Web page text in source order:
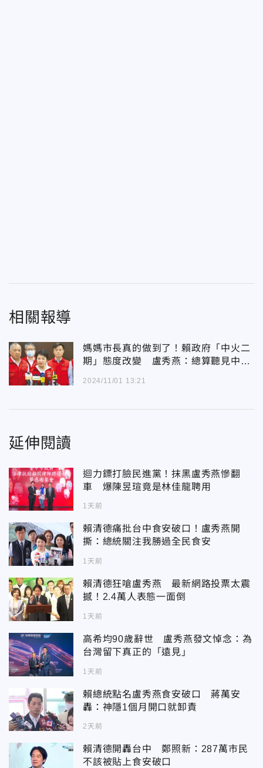
相關報導
媽媽市長真的做到了！賴政府「中火二
期」態度改變 盧秀燕：總算聽見中部
2024/11/01 13:21
延伸閱讀
迴力鏢打臉民進黨！抹黑盧秀燕慘翻
車 爆陳昱瑄竟是林佳龍聘用
1天前
賴清德痛批台中食安破口！盧秀燕開
撕：總統關注我勝過全民食安
1天前
賴清德狂嗆盧秀燕 最新網路投票太震
撼！2.4萬人表態一面倒
1天前
高希均90歲辭世 盧秀燕發文悼念：為
台灣留下真正的「遠見」
1天前
賴總統點名盧秀燕食安破口 蔣萬安
轟：神隱1個月開口就卸責
2天前
賴清德開轟台中 鄭照新：287萬市民
不該被貼上食安破口